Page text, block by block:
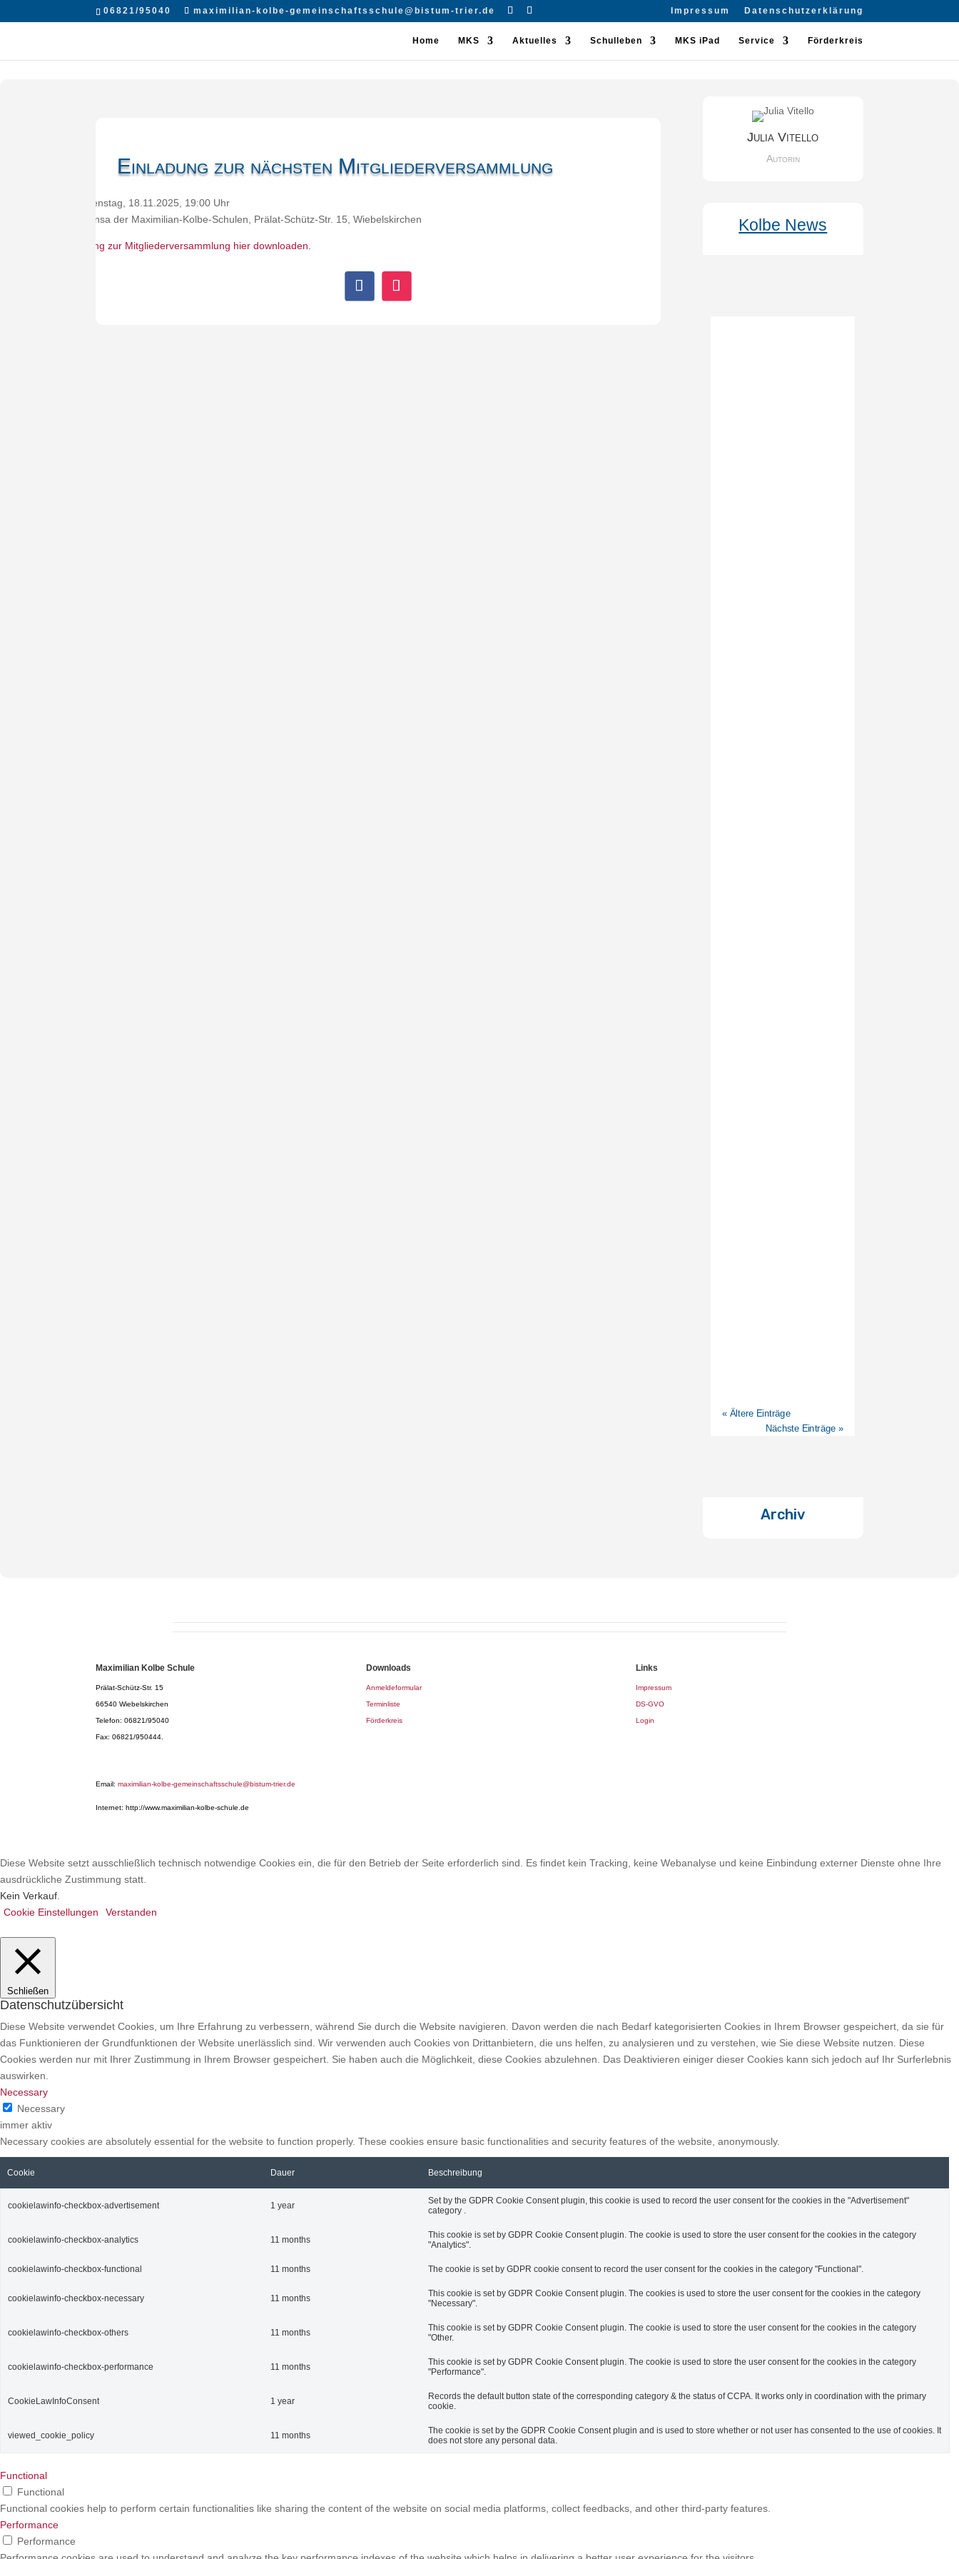
06821/95040 maximilian-kolbe-gemeinschaftsschule@bistum-trier.de Impressum Datenschutzerklärung
Home MKS Aktuelles Schulleben MKS iPad Service Förderkreis
Einladung zur nächsten Mitgliederversammlung
Zeit: Dienstag, 18.11.2025, 19:00 Uhr
Ort: Mensa der Maximilian-Kolbe-Schulen, Prälat-Schütz-Str. 15, Wiebelskirchen
Einladung zur Mitgliederversammlung hier downloaden.
Julia Vitello
Autorin
Kolbe News
« Ältere Einträge
Nächste Einträge »
Archiv
Maximilian Kolbe Schule
Prälat-Schütz-Str. 15
66540 Wiebelskirchen
Telefon: 06821/95040
Fax: 06821/950444.
Email:maximilian-kolbe-gemeinschaftsschule@bistum-trier.de
Internet: http://www.maximilian-kolbe-schule.de
Downloads
Anmeldeformular
Terminliste
Förderkreis
Links
Impressum
DS-GVO
Login
Diese Website setzt ausschließlich technisch notwendige Cookies ein, die für den Betrieb der Seite erforderlich sind. Es findet kein Tracking, keine Webanalyse und keine Einbindung externer Dienste ohne Ihre
ausdrückliche Zustimmung statt.
Kein Verkauf
Cookie Einstellungen
Verstanden
Schließen
Datenschutzübersicht
Diese Website verwendet Cookies, um Ihre Erfahrung zu verbessern, während Sie durch die Website navigieren. Davon werden die nach Bedarf kategorisierten Cookies in Ihrem Browser gespeichert, da sie für
das Funktionieren der Grundfunktionen der Website unerlässlich sind. Wir verwenden auch Cookies von Drittanbietern, die uns helfen, zu analysieren und zu verstehen, wie Sie diese Website nutzen. Diese
Cookies werden nur mit Ihrer Zustimmung in Ihrem Browser gespeichert. Sie haben auch die Möglichkeit, diese Cookies abzulehnen. Das Deaktivieren einiger dieser Cookies kann sich jedoch auf Ihr Surferlebnis
auswirken.
Necessary
Necessary
immer aktiv
Necessary cookies are absolutely essential for the website to function properly. These cookies ensure basic functionalities and security features of the website, anonymously.
Cookie Dauer Beschreibung
cookielawinfo-checkbox-advertisement 1 year
Set by the GDPR Cookie Consent plugin, this cookie is used to record the user consent for the cookies in the "Advertisement"
category .
cookielawinfo-checkbox-analytics 11 months
This cookie is set by GDPR Cookie Consent plugin. The cookie is used to store the user consent for the cookies in the category
"Analytics".
cookielawinfo-checkbox-functional 11 months The cookie is set by GDPR cookie consent to record the user consent for the cookies in the category "Functional".
cookielawinfo-checkbox-necessary 11 months
This cookie is set by GDPR Cookie Consent plugin. The cookies is used to store the user consent for the cookies in the category
"Necessary".
cookielawinfo-checkbox-others 11 months
This cookie is set by GDPR Cookie Consent plugin. The cookie is used to store the user consent for the cookies in the category
"Other.
cookielawinfo-checkbox-performance 11 months
This cookie is set by GDPR Cookie Consent plugin. The cookie is used to store the user consent for the cookies in the category
"Performance".
CookieLawInfoConsent 1 year
Records the default button state of the corresponding category & the status of CCPA. It works only in coordination with the primary
cookie.
viewed_cookie_policy 11 months
The cookie is set by the GDPR Cookie Consent plugin and is used to store whether or not user has consented to the use of cookies. It
does not store any personal data.
Functional
Functional
Functional cookies help to perform certain functionalities like sharing the content of the website on social media platforms, collect feedbacks, and other third-party features.
Performance
Performance